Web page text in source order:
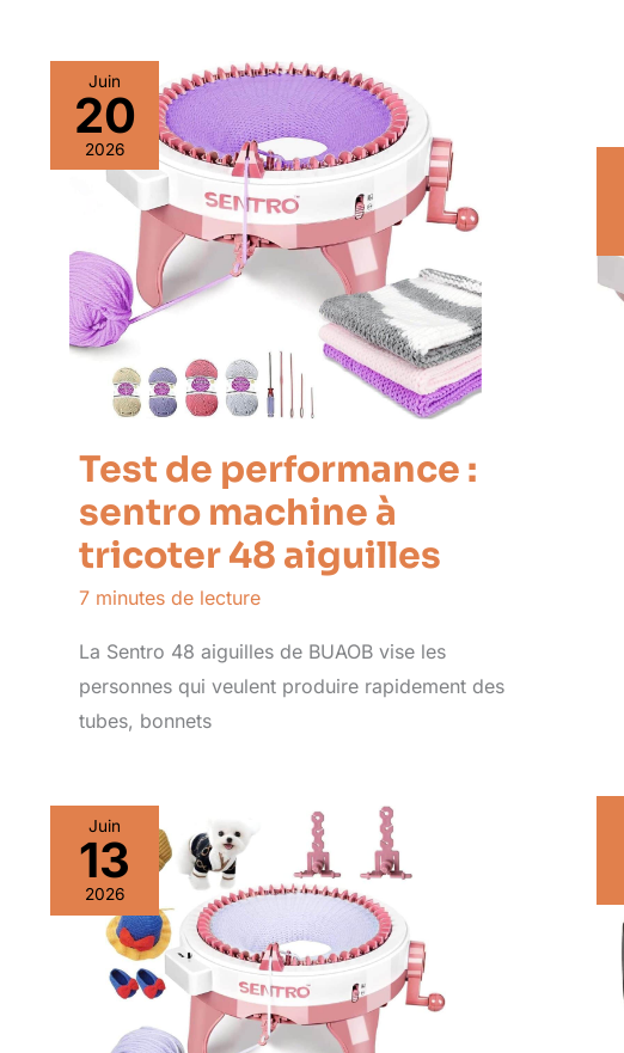
Juin
20
2026
Test de performance :
sentro machine à
tricoter 48 aiguilles
7 minutes de lecture
La Sentro 48 aiguilles de BUAOB vise les
personnes qui veulent produire rapidement des
tubes, bonnets
Juin
13
2026